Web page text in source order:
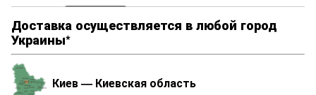
Доставка осуществляется в любой город
Украины*
Киев — Киевская область